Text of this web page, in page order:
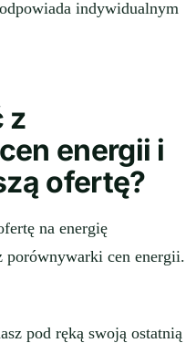
indywidualnym
z
energii i
ofertę?
na energię
porównywarki cen energii.
pod ręką swoją ostatnią